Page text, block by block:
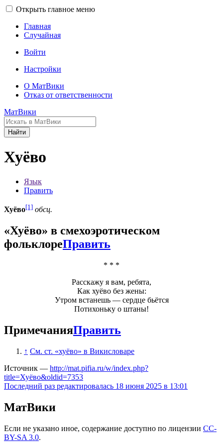
Открыть главное меню
Главная
Случайная
Войти
Настройки
О МатВики
Отказ от ответственности
МатВики
Найти
Хуёво
Язык
Править
Хуёво[1] обсц.
«Хуёво» в смехоэротическом
фольклореПравить
* * *
Расскажу я вам, ребята,
Как хуёвобез жены:
Утром встанешь — сердце бьётся
Потихоньку о штаны!
ПримечанияПравить
↑ См. ст. «хуёво» в Викисловаре
Источник — http://mat.pifia.ru/w/index.php?
title=Хуёво&oldid=7353
Последний раз редактировалась 18 июня 2025 в 13:01
МатВики
Если не указано иное, содержание доступно по лицензии CC-
BY-SA 3.0.